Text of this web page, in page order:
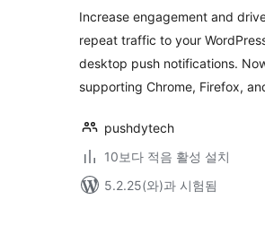
Increase engagement and
repeat traffic to your
desktop push notifications.
supporting Chrome, Firefox,
pushdytech
10보다 적음 활성 설치
5.2.25(와)과 시험됨